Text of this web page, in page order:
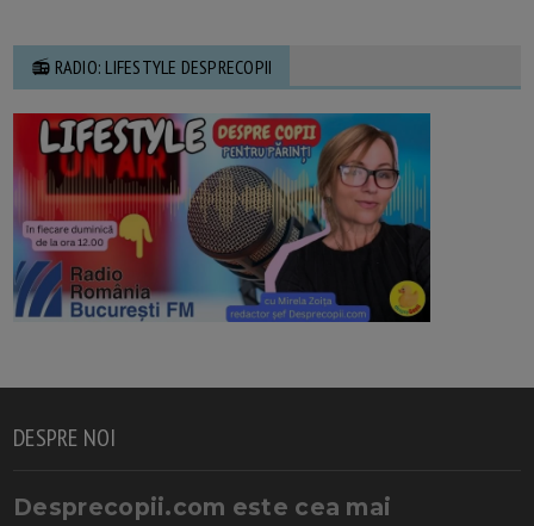
📻 RADIO: LIFESTYLE DESPRECOPII
DESPRE NOI
Desprecopii.com este cea mai